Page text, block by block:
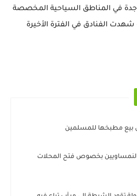
في المناطق السياحية المخصصة
الفنادق في الفترة الأخيرة
بيع مطبخها للمسلمين
بخصوص فتح المحلات